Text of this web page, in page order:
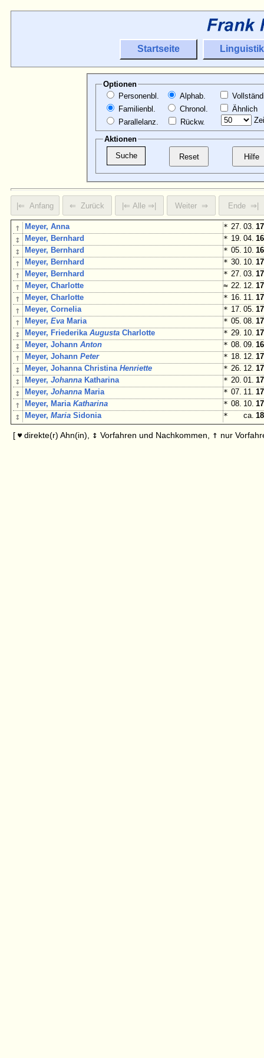
Startseite Linguistik
Optionen
Personenbl.
Familienbl.
Parallelanz.
Alphab.
Chronol.
Rückw.
Ähnlich
Aktionen
↑ Meyer, Anna * 27. 03.
↕ Meyer, Bernhard * 19. 04.
↕ Meyer, Bernhard * 05. 10.
↑ Meyer, Bernhard * 30. 10.
↑ Meyer, Bernhard * 27. 03.
↑ Meyer, Charlotte ≈ 22. 12.
↑ Meyer, Charlotte * 16. 11.
↑ Meyer, Cornelia * 17. 05.
↑ Meyer,Eva Maria * 05. 08.
↕ Meyer, FriederikaAugusta Charlotte * 29. 10.
↕ Meyer, JohannAnton * 08. 09.
↑ Meyer, JohannPeter * 18. 12.
↕ Meyer, Johanna ChristinaHenriette * 26. 12.
↕ Meyer,Johanna Katharina * 20. 01.
↕ Meyer,Johanna Maria * 07. 11.
↑ Meyer, MariaKatharina * 08. 10.
↕ Meyer,Maria Sidonia * ca.
[ ♥ direkte(r) Ahn(in), ↕ Vorfahren und Nachkommen, ↑ nur